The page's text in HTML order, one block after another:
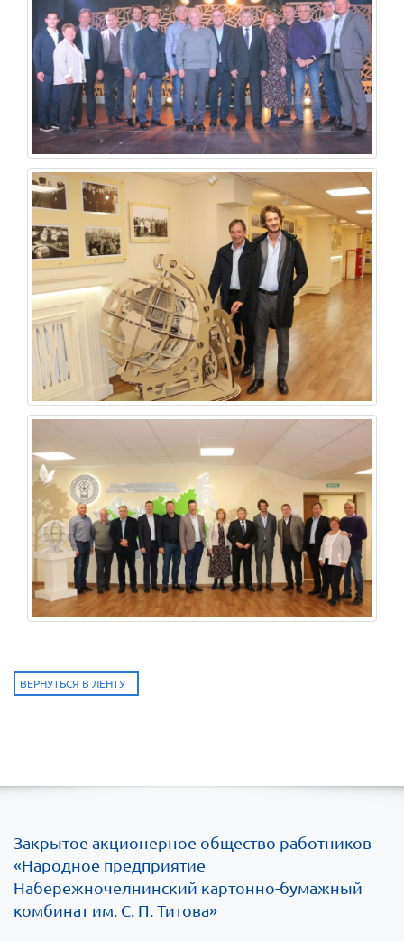
ВЕРНУТЬСЯ В ЛЕНТУ
Закрытое акционерное общество работников
«Народное предприятие
Набережночелнинский картонно-бумажный
комбинат им. С. П. Титова»